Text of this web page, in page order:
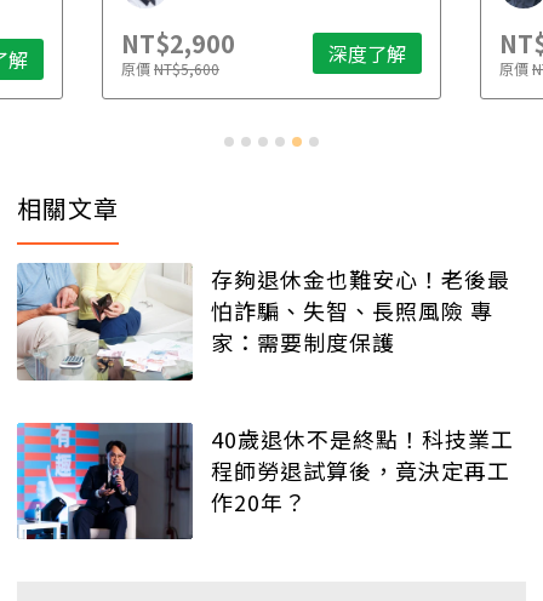
解 NT$2,900
原價NT$5,600 深度了解 原價
相關文章
存夠退休金也難安心！老後最
怕詐騙、失智、長照風險 專
家：需要制度保護
40歲退休不是終點！科技業工
程師勞退試算後，竟決定再工
作20年？